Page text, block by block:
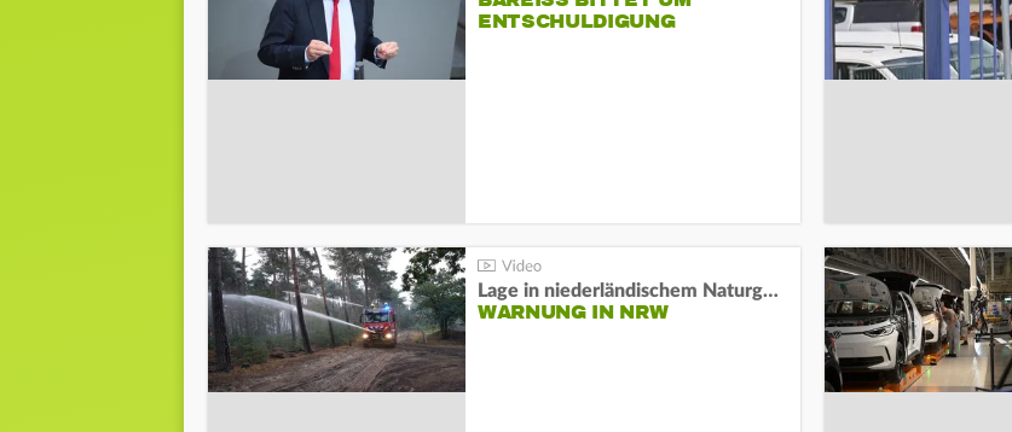
NTSCHULDIGUNG
Lage in niederländischem Naturgebiet stabil
WARNUNG IN NRW